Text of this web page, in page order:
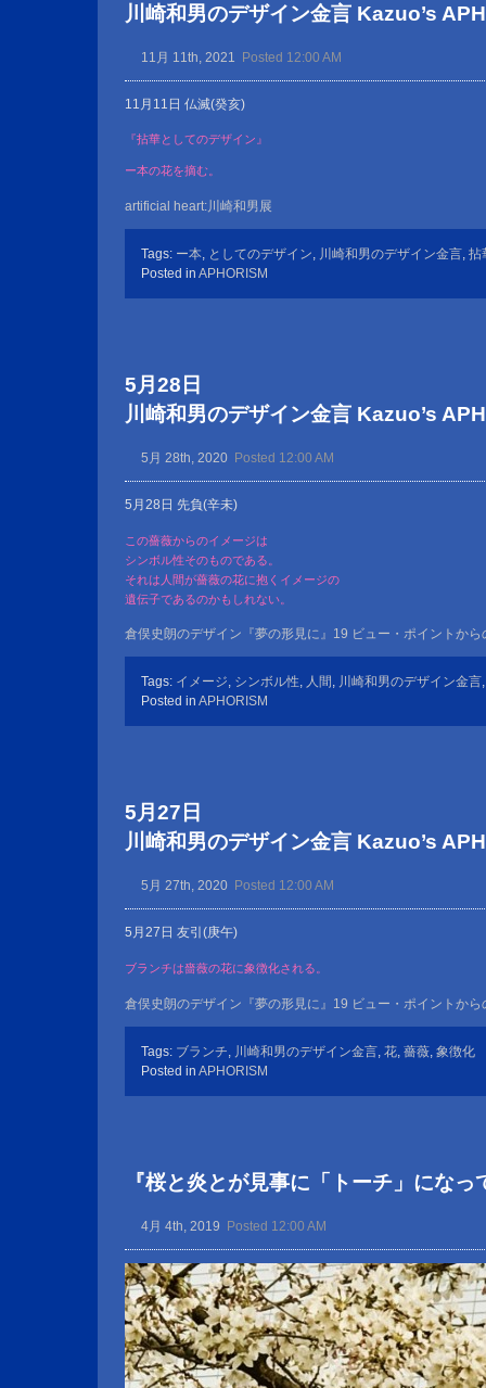
川崎和男のデザイン金言 Kazuo’s
11月 11th, 2021 Posted 12:00 AM
11月11日 仏滅(癸亥)
『拈華としてのデザイン』
ー本の花を摘む。
artificial heart:川崎和男展
Tags: ー本, としてのデザイン, 川崎和男のデザイン金言, 拈
Posted in APHORISM
5月28日
川崎和男のデザイン金言 Kazuo’s
5月 28th, 2020 Posted 12:00 AM
5月28日 先負(辛未)
この薔薇からのイメージは
シンボル性そのものである。
それは人間が薔薇の花に抱くイメージの
遺伝子であるのかもしれない。
倉俣史朗のデザイン『夢の形見に』19 ビュー・ポイントか
Tags: イメージ, シンボル性, 人間 , 川崎和男のデザイン金言
Posted in APHORISM
5月27日
川崎和男のデザイン金言 Kazuo’s
5月 27th, 2020 Posted 12:00 AM
5月27日 友引(庚午)
ブランチは嗇薇の花に象徴化される。
倉俣史朗のデザイン『夢の形見に』19 ビュー・ポイントか
Tags: ブランチ 川崎和男のデザイン金言 花 薔薇 象徴化
Posted in APHORISM
『桜と炎とが見事に「トーチ」になっ
4月 4th, 2019 Posted 12:00 AM